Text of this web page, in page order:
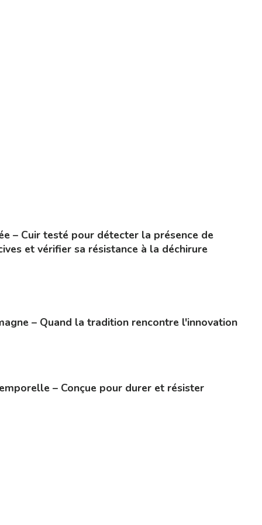
– Cuir testé pour détecter la présence de
et vérifier sa résistance à la déchirure
– Quand la tradition rencontre l'innovation
– Conçue pour durer et résister